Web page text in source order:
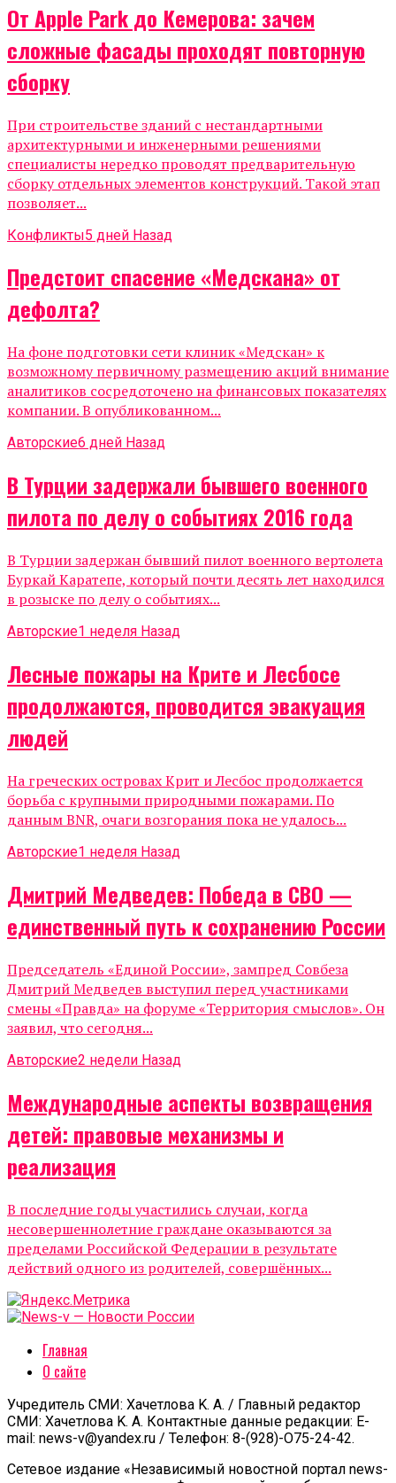
От Apple Park до Кемерова: зачем
сложные фасады проходят повторную
сборку
При строительстве зданий с нестандартными
архитектурными и инженерными решениями
специалисты нередко проводят предварительную
сборку отдельных элементов конструкций. Такой этап
позволяет...
Конфликты5 дней Назад
Предстоит спасение «Медскана» от
дефолта?
На фоне подготовки сети клиник «Медскан» к
возможному первичному размещению акций внимание
аналитиков сосредоточено на финансовых показателях
компании. В опубликованном...
Авторские6 дней Назад
В Турции задержали бывшего военного
пилота по делу о событиях 2016 года
В Турции задержан бывший пилот военного вертолета
Буркай Каратепе, который почти десять лет находился
в розыске по делу о событиях...
Авторские1 неделя Назад
Лесные пожары на Крите и Лесбосе
продолжаются, проводится эвакуация
людей
На греческих островах Крит и Лесбос продолжается
борьба с крупными природными пожарами. По
данным BNR, очаги возгорания пока не удалось...
Авторские1 неделя Назад
Дмитрий Медведев: Победа в СВО —
единственный путь к сохранению России
Председатель «Единой России», зампред Совбеза
Дмитрий Медведев выступил перед участниками
смены «Правда» на форуме «Территория смыслов». Он
заявил, что сегодня...
Авторские2 недели Назад
Международные аспекты возвращения
детей: правовые механизмы и
реализация
В последние годы участились случаи, когда
несовершеннолетние граждане оказываются за
пределами Российской Федерации в результате
действий одного из родителей, совершённых...
Главная
О сайте
Учредитель СМИ: Xaчeтлoвa K. A. / Главный редактор
СМИ: Xaчeтлoвa K. A. Контактные данные редакции: E-
mail: news-v@yandex.ru / Телефон: 8-(928)-O75-24-42.
Сетевое издание «Независимый новостной портал news-